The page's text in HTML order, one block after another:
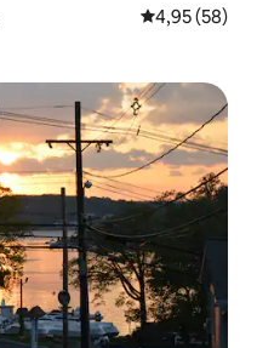
Évaluation
4,95 (58)